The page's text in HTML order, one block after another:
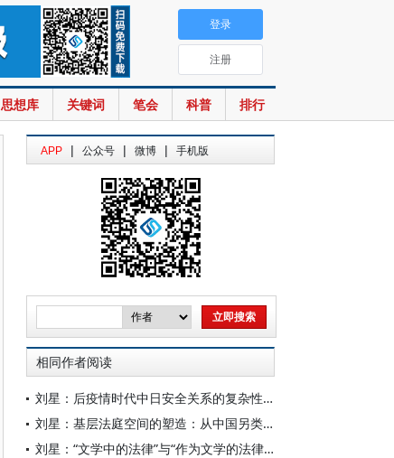
思想库 关键词 笔会 科普 排行
登录
注册
APP | 公众号 | 微博 | 手机版
相同作者阅读
刘星：后疫情时代中日安全关系的复杂性与风险
刘星：基层法庭空间的塑造：从中国另类实践看
刘星：“文学中的法律”与“作为文学的法律”的关系